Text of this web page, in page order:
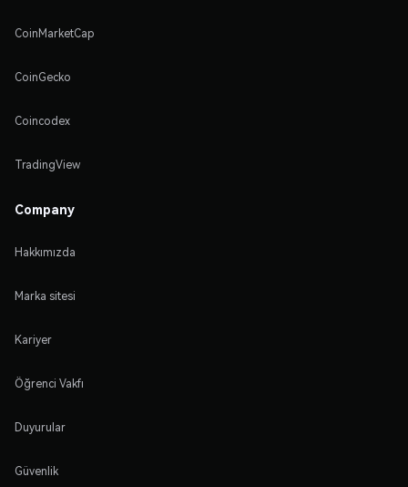
CoinMarketCap
CoinGecko
Coincodex
TradingView
Company
Hakkımızda
Marka sitesi
Kariyer
Öğrenci Vakfı
Duyurular
Güvenlik